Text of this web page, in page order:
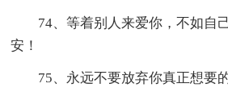
74、等着别人来爱你，不如自
安！
75、永远不要放弃你真正想要